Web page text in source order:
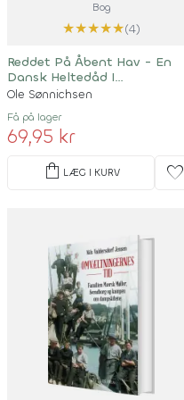
Bog
★★★★★(4)
Reddet På Åbent Hav - En
Dansk Heltedåd I
Vietnamkrigens Sidste Timer
Ole Sønnichsen
Få på lager
69,95 kr
shopping_bag LÆG I KURV favorite